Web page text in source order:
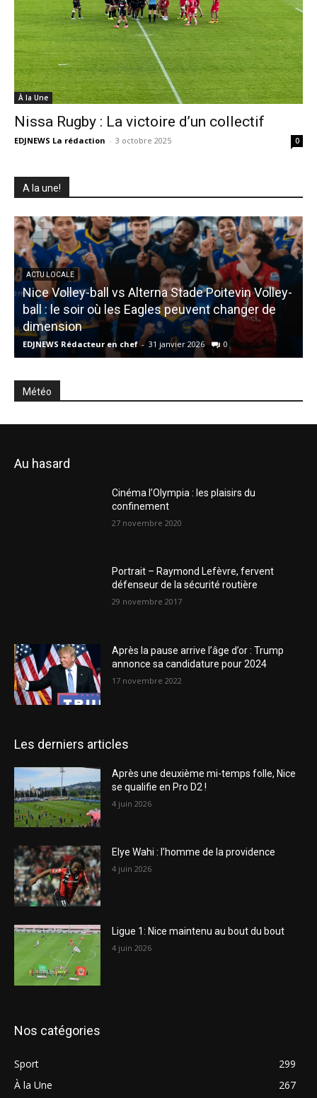
À la Une
Nissa Rugby : La victoire d’un collectif
EDJNEWS La rédaction - 3 octobre 2025 0
A la une!
ACTU LOCALE
Nice Volley-ball vs Alterna Stade Poitevin Volley-
ball : le soir où les Eagles peuvent changer de
dimension
EDJNEWS Rédacteur en chef - 31 janvier 2026 0
Météo
Au hasard
Cinéma l’Olympia : les plaisirs du
confinement
27 novembre 2020
Portrait – Raymond Lefèvre, fervent
défenseur de la sécurité routière
29 novembre 2017
Après la pause arrive l’âge d’or : Trump
annonce sa candidature pour 2024
17 novembre 2022
Les derniers articles
Après une deuxième mi-temps folle, Nice
se qualifie en Pro D2 !
4 juin 2026
Elye Wahi : l’homme de la providence
4 juin 2026
Ligue 1: Nice maintenu au bout du bout
4 juin 2026
Nos catégories
Sport
299
À la Une
267